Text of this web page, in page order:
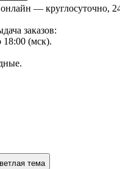
— круглосуточно,
заказов:
18:00 (мск).
тема